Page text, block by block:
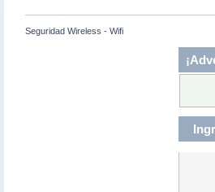
Seguridad Wireless - Wifi